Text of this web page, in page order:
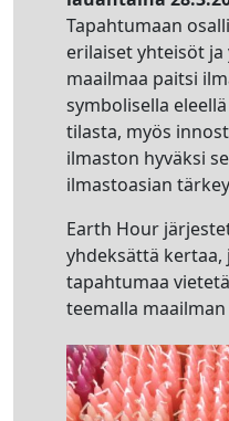
Tapahtumaan
erilaiset yhteisöt
maailmaa paitsi
symbolisella
tilasta, myös
ilmaston hyväksi
ilmastoasian
Earth Hour
yhdeksättä kertaa,
tapahtumaa
teemalla